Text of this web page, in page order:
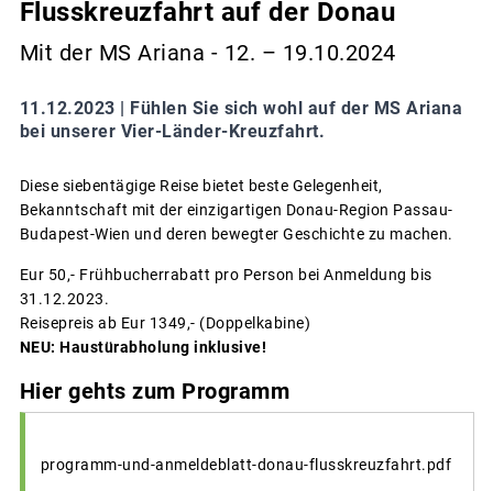
Flusskreuzfahrt auf der Donau
Mit der MS Ariana - 12. – 19.10.2024
11.12.2023 | Fühlen Sie sich wohl auf der MS Ariana
bei unserer Vier-Länder-Kreuzfahrt.
Diese siebentägige Reise bietet beste Gelegenheit,
Bekanntschaft mit der einzigartigen Donau-Region Passau-
Budapest-Wien und deren bewegter Geschichte zu machen.
Eur 50,- Frühbucherrabatt pro Person bei Anmeldung bis
31.12.2023.
Reisepreis ab Eur 1349,- (Doppelkabine)
NEU: Haustürabholung inklusive!
Hier gehts zum Programm
programm-und-anmeldeblatt-donau-flusskreuzfahrt.pdf